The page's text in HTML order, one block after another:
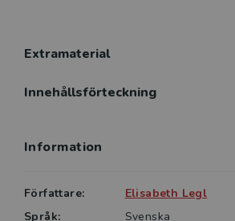
• har exempel och texter från
• har många olika övningsuppgifter
• har utförliga ordlistor.
Den här femte upplagan har
Extramaterial
Innehållsförteckning
Information
Författare:
Elisabeth Legl
Språk:
Svenska